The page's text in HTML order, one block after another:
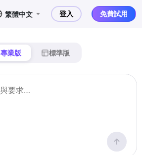
繁體中文 登入 免費試用
專業版 標準版